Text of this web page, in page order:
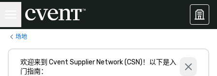
场地
欢迎来到 Cvent Supplier Network (CSN)！以下是入
门指南：